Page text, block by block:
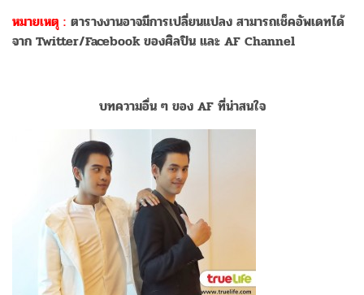
หมายเหตุ : ตารางงานอาจมีการเปลี่ยนแปลง สามารถเช็คอัพเดทได้
จาก Twitter/Facebook ของศิลปิน และ AF Channel
บทความอื่น ๆ ของ AF ที่น่าสนใจ